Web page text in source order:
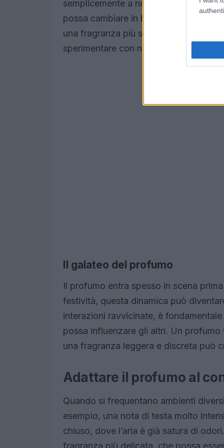
semplicemente a nostro agio. È
possa cambiare in base al contesto.
una fragranza più sobria, mentre in un
sperimentare con note più audaci.
Il galateo del profumo
Il profumo entra spesso in scena
festività, questa dinamica può
interazioni ravvicinate, è
possa influenzare gli altri. Un
una fragranza leggera e discreta può
Adattare il profumo al
Quando si frequentano ambienti
esempio, una nota di testa molto
chiuso, dove l’aria è già satura di